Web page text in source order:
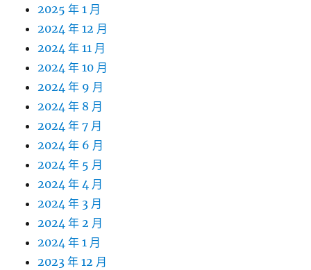
2025 年 1 月
2024 年 12 月
2024 年 11 月
2024 年 10 月
2024 年 9 月
2024 年 8 月
2024 年 7 月
2024 年 6 月
2024 年 5 月
2024 年 4 月
2024 年 3 月
2024 年 2 月
2024 年 1 月
2023 年 12 月